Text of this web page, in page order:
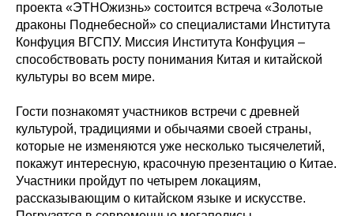
проекта «ЭТНОжизнь» состоится встреча «Золотые
драконы Поднебесной» со специалистами Института
Конфуция ВГСПУ. Миссия Института Конфуция –
способствовать росту понимания Китая и китайской
культуры во всем мире.
Гости познакомят участников встречи с древней
культурой, традициями и обычаями своей страны,
которые не изменяются уже несколько тысячелетий,
покажут интересную, красочную презентацию о Китае.
Участники пройдут по четырем локациям,
рассказывающим о китайском языке и искусстве.